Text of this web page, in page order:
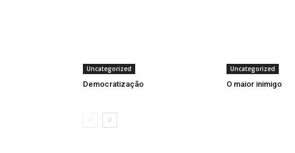
Uncategorized
Democratização
Uncategorized
O maior inimigo